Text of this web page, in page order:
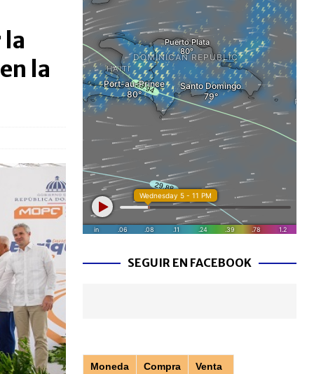
la
la
SEGUIR EN FACEBOOK
Moneda Compra Venta